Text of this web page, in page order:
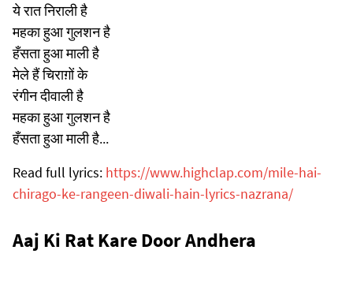
ये रात निराली है
महका हुआ गुलशन है
हँसता हुआ माली है
मेले हैं चिराग़ों के
रंगीन दीवाली है
महका हुआ गुलशन है
हँसता हुआ माली है...
Read full lyrics: https://www.highclap.com/mile-hai-
chirago-ke-rangeen-diwali-hain-lyrics-nazrana/
Aaj Ki Rat Kare Door Andhera